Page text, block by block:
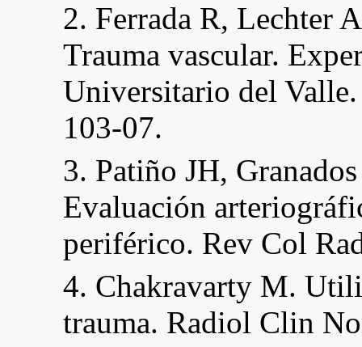
2. Ferrada R, Lechter
Trauma vascular.
Universitario del
103-07.
3. Patiño JH,
Evaluación
periférico. Rev Col
4. Chakravarty M.
trauma. Radiol Clin